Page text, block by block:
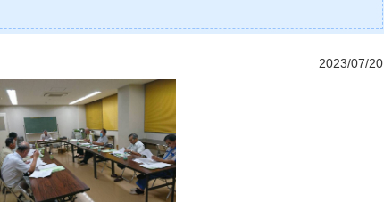
2023/07/20